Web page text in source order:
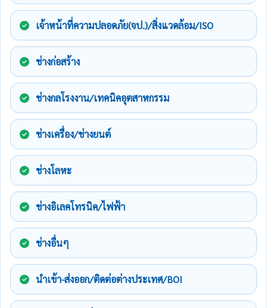
เจ้าหน้าที่ความปลอดภัย(จป.)/สิ่งแวดล้อม/ISO
ช่างก่อสร้าง
ช่างกลโรงงาน/เทคนิคอุตสาหกรรม
ช่างเครื่อง/ช่างยนต์
ช่างโลหะ
ช่างอิเลคโทรนิค/ไฟฟ้า
ช่างอื่นๆ
นำเข้า-ส่งออก/ติดต่อต่างประเทศ/BOI